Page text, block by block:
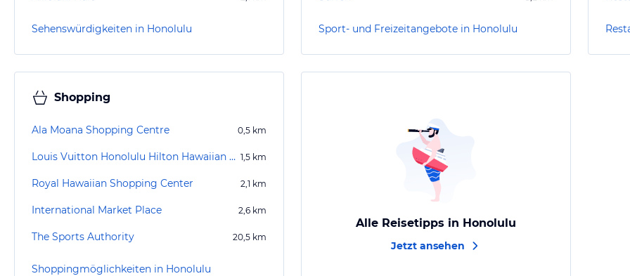
Sehenswürdigkeiten in Honolulu Sport- und Freizeitangebote in Honolulu
Shopping
Ala Moana Shopping Centre 0,5 km
Louis Vuitton Honolulu Hilton Hawaiian Village 1,5 km
Royal Hawaiian Shopping Center 2,1 km
International Market Place 2,6 km
The Sports Authority 20,5 km
Shoppingmöglichkeiten in Honolulu
Alle Reisetipps in Honolulu
Jetzt ansehen